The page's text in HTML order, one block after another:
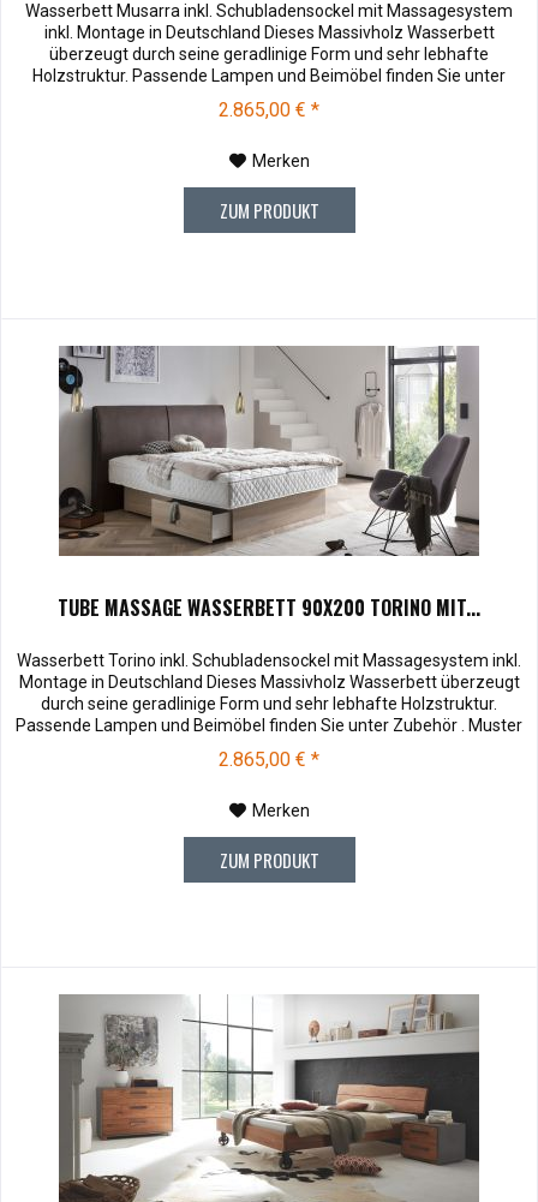
Wasserbett Musarra inkl. Schubladensockel mit Massagesystem
inkl. Montage in Deutschland Dieses Massivholz Wasserbett
überzeugt durch seine geradlinige Form und sehr lebhafte
Holzstruktur. Passende Lampen und Beimöbel finden Sie unter
Zubehör . Muster können vor dem Kauf für € 10,00 zu Ihnen
versendet werden. Bei Rücksendung werden Ihnen die 10,00 €
2.865,00 € *
Merken
ZUM PRODUKT
TUBE MASSAGE WASSERBETT 90X200 TORINO MIT...
Wasserbett Torino inkl. Schubladensockel mit Massagesystem inkl.
Montage in Deutschland Dieses Massivholz Wasserbett überzeugt
durch seine geradlinige Form und sehr lebhafte Holzstruktur.
Passende Lampen und Beimöbel finden Sie unter Zubehör . Muster
Rücksendung werden Ihnen die 10,00 € wieder vergütet....
2.865,00 € *
Merken
ZUM PRODUKT